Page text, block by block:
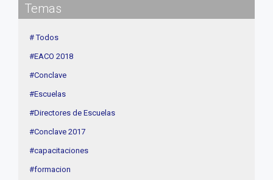
Contenidos de Interés
Cuota
Agenda
Linea Sociedad
Temas
# Todos
#EACO 2018
#Conclave
#Escuelas
#Directores de Escuelas
#Conclave 2017
#capacitaciones
#formacion